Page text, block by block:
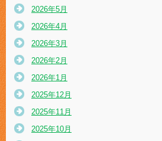
2026年5月
2026年4月
2026年3月
2026年2月
2026年1月
2025年12月
2025年11月
2025年10月